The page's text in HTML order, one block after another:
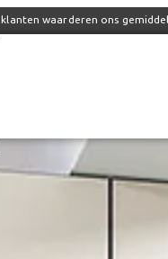
klanten waarderen ons